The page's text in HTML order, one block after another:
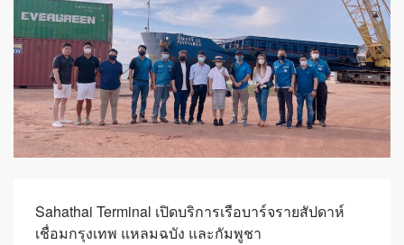
Sahathai Terminal เปิดบริการเรือบาร์จรายสัปดาห์
เชื่อมกรุงเทพ แหลมฉบัง และกัมพูชา